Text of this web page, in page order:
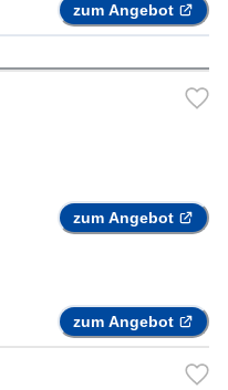
zum Angebot
zum Angebot
zum Angebot